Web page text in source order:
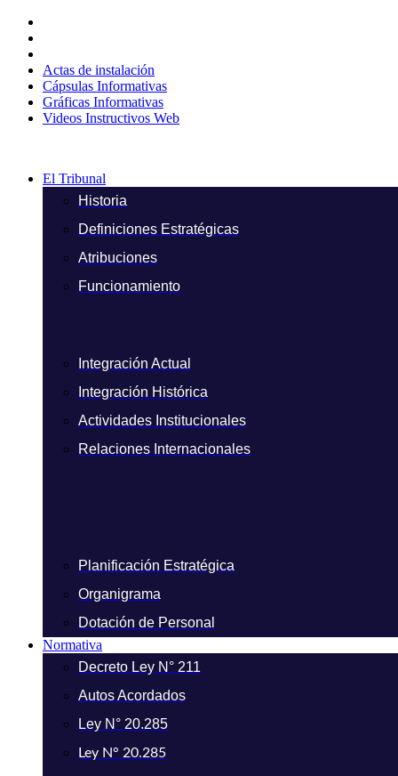
contenido
Actas de instalación
Cápsulas Informativas
Gráficas Informativas
Videos Instructivos Web
El Tribunal
Historia
Definiciones Estratégicas
Atribuciones
Funcionamiento
Integración Actual
Integración Histórica
Actividades Institucionales
Relaciones Internacionales
Planificación Estratégica
Organigrama
Dotación de Personal
Normativa
Decreto Ley N° 211
Autos Acordados
Ley N° 20.285
Ley N° 20.285